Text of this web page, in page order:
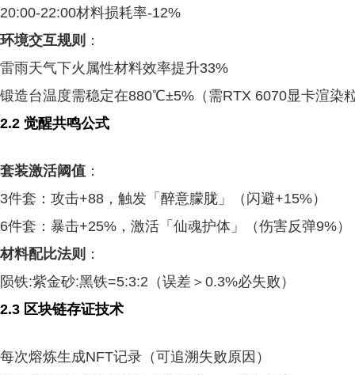
20:00-22:00材料损耗率-12%
环境交互规则 ：
雷雨天气下火属性材料效率提升33%
锻造台温度需稳定在880℃±5%（需RTX 6070显卡渲染
2.2 觉醒共鸣公式
套装激活阈值 ：
3件套：攻击+88，触发「醉意朦胧」（闪避+15%）
6件套：暴击+25%，激活「仙魂护体」（伤害反弹9%）
材料配比法则 ：
陨铁:紫金砂:黑铁=5:3:2（误差＞0.3%必失败）
2.3 区块链存证技术
每次熔炼生成NFT记录（可追溯失败原因）